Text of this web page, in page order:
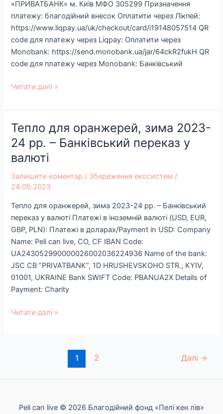
«ПРИВАТБАНК» м. Київ МФО 305299 Призначення
платежу: благодійний внесок Оплатити через Лікпей:
https://www.liqpay.ua/uk/checkout/card/i19148057514 QR
code для платежу через Liqpay: Оплатити через
Monobank: https://send.monobank.ua/jar/64ckR2fukH QR
code для платежу через Monobank: Банківський
Читати далі »
Тепло для оранжерей, зима 2023-
24 рр.​ – Банківський переказ у
валюті
Залишити коментар / Збереження екосистем /
24.05.2023
Тепло для оранжерей, зима 2023-24 рр.​ – Банківський
переказ у валюті Платежі в іноземній валюті (USD, EUR,
GBP, PLN): Платежі в доларах/Payment in USD: Company
Name: Peli can live, CO, CF IBAN Code:
UA243052990000026002036224936 Name of the bank:
JSC CB “PRIVATBANK”, 1D HRUSHEVSKOHO STR., KYIV,
01001, UKRAINE Bank SWIFT Code: PBANUA2X Details of
Payment: Charity
Тепло
для
оранжерей,
зима
2023-
24
–
Банківський
переказ
у
валюті
Читати далі »
1 2 Далі →
Peli can live © 2026 Благодійний фонд «Пелі кен лів»